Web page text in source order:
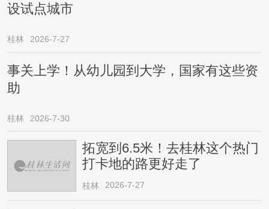
设试点城市
桂林 2026-7-27
事关上学！从幼儿园到大学，国家有这些资
助
桂林 2026-7-30
拓宽到6.5米！去桂林这个热门
打卡地的路更好走了
桂林 2026-7-27